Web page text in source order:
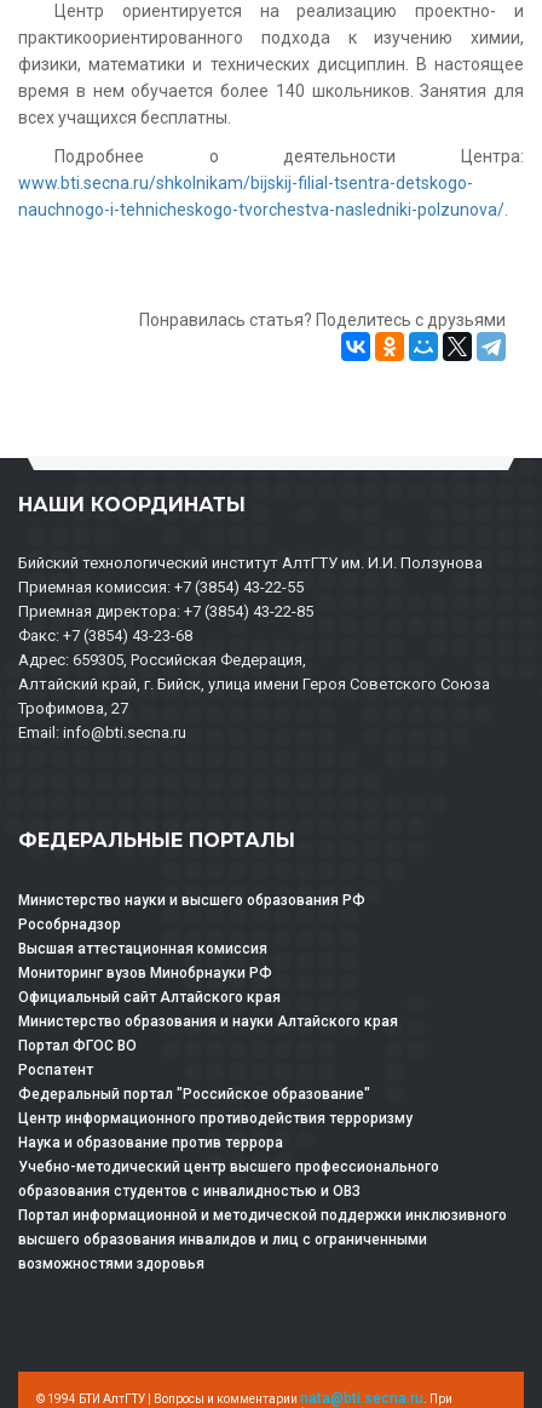
Центр ориентируется на реализацию проектно- и
практикоориентированного подхода к изучению химии,
физики, математики и технических дисциплин. В настоящее
время в нем обучается более 140 школьников. Занятия для
всех учащихся бесплатны.
Подробнее о деятельности Центра:
www.bti.secna.ru/shkolnikam/bijskij-filial-tsentra-detskogo-
nauchnogo-i-tehnicheskogo-tvorchestva-nasledniki-polzunova/
Понравилась статья? Поделитесь с друзьями
НАШИ КООРДИНАТЫ
Бийский технологический институт АлтГТУ им. И.И. Ползунова
Приемная комиссия: +7 (3854) 43-22-55
Приемная директора: +7 (3854) 43-22-85
Факс: +7 (3854) 43-23-68
Адрес: 659305, Российская Федерация,
Алтайский край, г. Бийск, улица имени Героя Советского Союза
Трофимова, 27
Email: info@bti.secna.ru
ФЕДЕРАЛЬНЫЕ ПОРТАЛЫ
Министерство науки и высшего образования РФ
Рособрнадзор
Высшая аттестационная комиссия
Мониторинг вузов Минобрнауки РФ
Официальный сайт Алтайского края
Министерство образования и науки Алтайского края
Портал ФГОС ВО
Роспатент
Федеральный портал "Российское образование"
Центр информационного противодействия терроризму
Наука и образование против террора
Учебно-методический центр высшего профессионального
образования студентов с инвалидностью и ОВЗ
Портал информационной и методической поддержки инклюзивного
высшего образования инвалидов и лиц с ограниченными
возможностями здоровья
© 1994 БТИ АлтГТУ | Вопросы и комментарии nata@bti.secna.ru . При